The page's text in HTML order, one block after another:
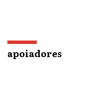
apoiadores